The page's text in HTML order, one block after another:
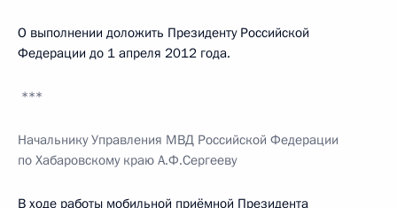
О выполнении доложить Президенту Российской
Федерации до 1 апреля 2012 года.
***
Начальнику Управления МВД Российской Федерации
по Хабаровскому краю А.Ф.Сергееву
В ходе работы мобильной приёмной Президента